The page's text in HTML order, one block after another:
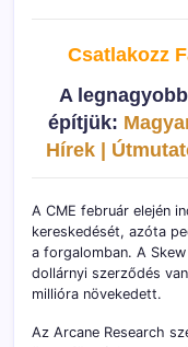
Csatlakozz
A
építjük:
Hírek |
A CME február elején
kereskedését, azóta
a forgalomban. A
dollárnyi szerződés
millióra növekedett.
Az Arcane Research